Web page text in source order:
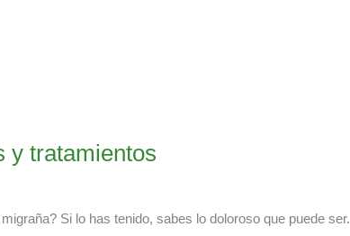
y tratamientos
Si lo has tenido, sabes lo doloroso que puede ser.